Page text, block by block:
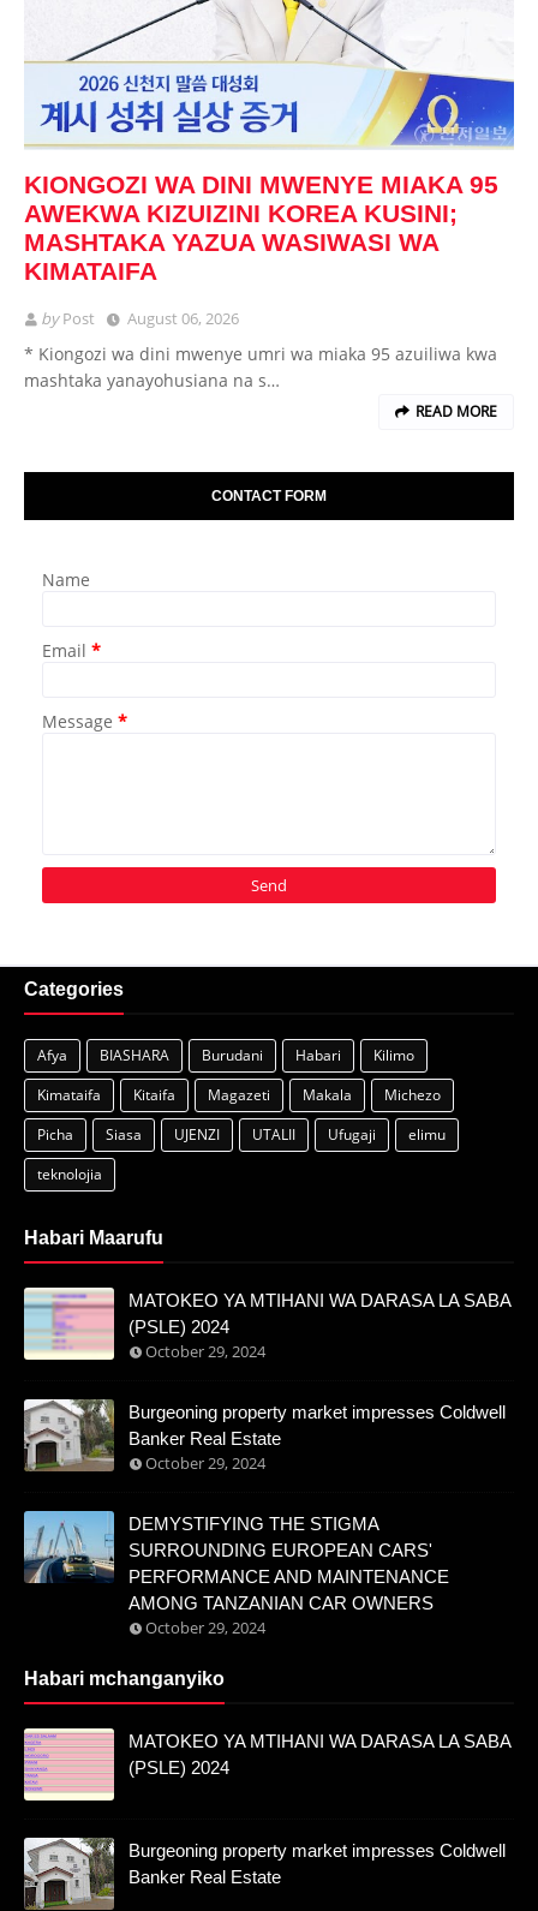
KIONGOZI WA DINI MWENYE MIAKA 95
AWEKWA KIZUIZINI KOREA KUSINI;
MASHTAKA YAZUA WASIWASI WA
KIMATAIFA
byPost August 06, 2026
* Kiongozi wa dini mwenye umri wa miaka 95 azuiliwa kwa
mashtaka yanayohusiana na s…
READ MORE
CONTACT FORM
Name
Email *
Message *
Categories
Afya BIASHARA Burudani Habari
Kilimo
Kimataifa
Kitaifa Magazeti Makala
Michezo
Picha
Siasa UJENZI UTALII Ufugaji
elimu
teknolojia
Habari Maarufu
MATOKEO YA MTIHANI WA DARASA LA SABA
(PSLE) 2024
October 29, 2024
Burgeoning property market impresses Coldwell
Banker Real Estate
October 29, 2024
DEMYSTIFYING THE STIGMA
SURROUNDING EUROPEAN CARS'
PERFORMANCE AND MAINTENANCE
AMONG TANZANIAN CAR OWNERS
October 29, 2024
Habari mchanganyiko
MATOKEO YA MTIHANI WA DARASA LA SABA
(PSLE) 2024
Burgeoning property market impresses Coldwell
Banker Real Estate